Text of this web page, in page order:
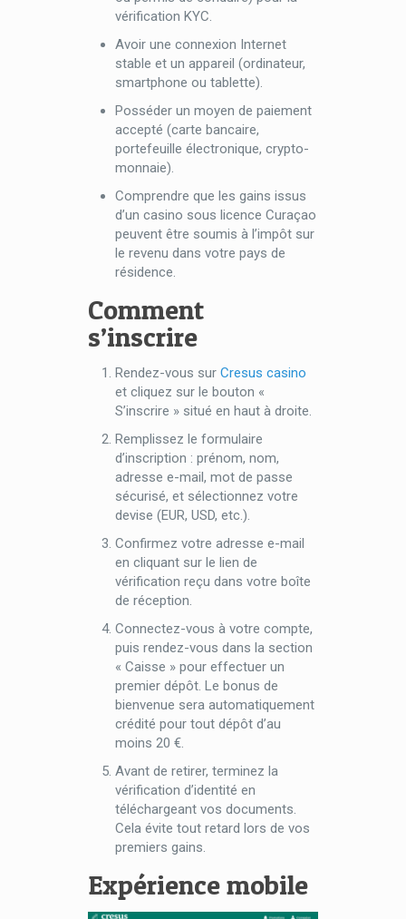
vérification KYC.
Avoir une connexion Internet
stable et un appareil (ordinateur,
smartphone ou tablette).
Posséder un moyen de paiement
accepté (carte bancaire,
portefeuille électronique, crypto-
monnaie).
Comprendre que les gains issus
d’un casino sous licence Curaçao
peuvent être soumis à l’impôt sur
le revenu dans votre pays de
résidence.
Comment
s’inscrire
Rendez-vous sur Cresus casino
et cliquez sur le bouton «
S’inscrire » situé en haut à droite.
Remplissez le formulaire
d’inscription : prénom, nom,
adresse e-mail, mot de passe
sécurisé, et sélectionnez votre
devise (EUR, USD, etc.).
Confirmez votre adresse e-mail
en cliquant sur le lien de
vérification reçu dans votre boîte
de réception.
Connectez-vous à votre compte,
puis rendez-vous dans la section
« Caisse » pour effectuer un
premier dépôt. Le bonus de
bienvenue sera automatiquement
crédité pour tout dépôt d’au
moins 20 €.
Avant de retirer, terminez la
vérification d’identité en
téléchargeant vos documents.
Cela évite tout retard lors de vos
premiers gains.
Expérience mobile